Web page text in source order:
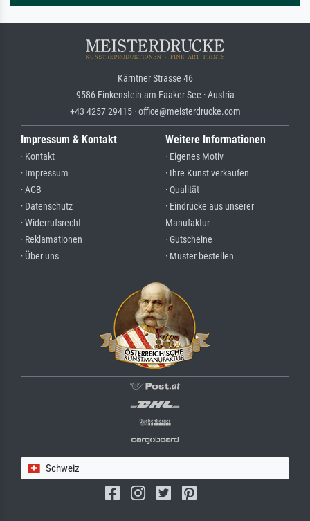
Kärntner Strasse 46
9586 Finkenstein am Faaker See · Austria
+43 4257 29415 · office@meisterdrucke.com
Impressum & Kontakt
· Kontakt
· Impressum
· AGB
· Datenschutz
· Widerrufsrecht
· Reklamationen
· Über uns
Weitere Informationen
· Eigenes Motiv
· Ihre Kunst verkaufen
· Qualität
· Eindrücke aus unserer
Manufaktur
· Gutscheine
· Muster bestellen
Schweiz